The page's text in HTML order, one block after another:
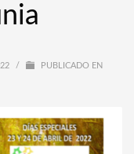
/
PUBLICADO EN